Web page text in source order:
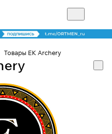
Товары EK Archery